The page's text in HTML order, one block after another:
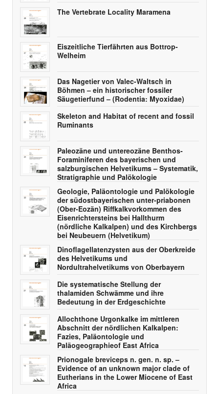
The Vertebrate Locality Maramena
Eiszeitliche Tierfährten aus Bottrop-
Welheim
Das Nagetier von Valec-Waltsch in
Böhmen – ein historischer fossiler
Säugetierfund – (Rodentia: Myoxidae)
Skeleton and Habitat of recent and fossil
Ruminants
Paleozäne und untereozäne Benthos-
Foraminiferen des bayerischen und
salzburgischen Helvetikums – Systematik,
Stratigraphie und Palökologie
Geologie, Paläontologie und Palökologie
der südostbayerischen unter-priabonen
(Ober-Eozän) Riffkalkvorkommen des
Eisenrichtersteins bei Hallthurm
(nördliche Kalkalpen) und des Kirchbergs
bei Neubeuern (Helvetikum)
Dinoflagellatenzysten aus der Oberkreide
des Helvetikums und
Nordultrahelvetikums von Oberbayern
Die systematische Stellung der
thalamiden Schwämme und ihre
Bedeutung in der Erdgeschichte
Allochthone Urgonkalke im mittleren
Abschnitt der nördlichen Kalkalpen:
Fazies, Paläontologie und
Paläogeographieof East Africa
Prionogale breviceps n. gen. n. sp. –
Evidence of an unknown major clade of
Eutherians in the Lower Miocene of East
Africa